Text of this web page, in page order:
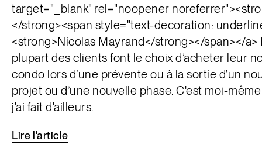
target="_blank" rel="noopener
</strong><span style="text-decoration:
<strong>Nicolas Mayrand</strong></span></a>
plupart des clients font le choix d’acheter leur
condo lors d’une prévente ou à la sortie d’un
projet ou d’une nouvelle phase. C'est moi-
j'ai fait d'ailleurs.
Lire l'article